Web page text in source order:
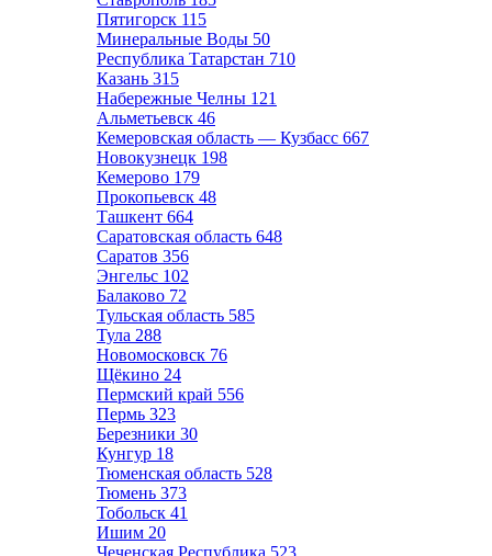
Пятигорск 115
Минеральные Воды 50
Республика Татарстан 710
Казань 315
Набережные Челны 121
Альметьевск 46
Кемеровская область — Кузбасс 667
Новокузнецк 198
Кемерово 179
Прокопьевск 48
Ташкент 664
Саратовская область 648
Саратов 356
Энгельс 102
Балаково 72
Тульская область 585
Тула 288
Новомосковск 76
Щёкино 24
Пермский край 556
Пермь 323
Березники 30
Кунгур 18
Тюменская область 528
Тюмень 373
Тобольск 41
Ишим 20
Чеченская Республика 523